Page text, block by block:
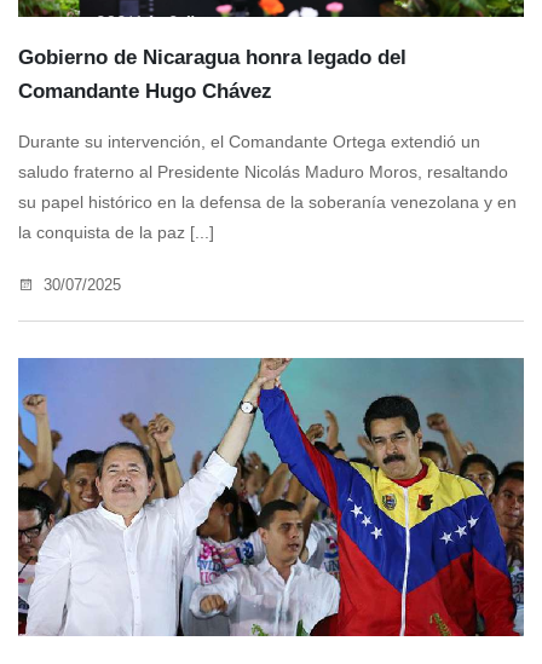
Gobierno de Nicaragua honra legado del
Comandante Hugo Chávez
Durante su intervención, el Comandante Ortega extendió un
saludo fraterno al Presidente Nicolás Maduro Moros, resaltando
su papel histórico en la defensa de la soberanía venezolana y en
la conquista de la paz [...]
30/07/2025